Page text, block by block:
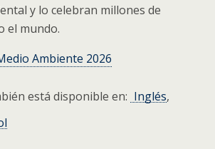
y lo celebran millones de
el mundo.
Ambiente 2026
está disponible en: Inglés